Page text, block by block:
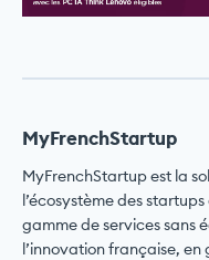
MyFrenchStartup
MyFrenchStartup est la
l’écosystème des
gamme de services sans
l’innovation française, en